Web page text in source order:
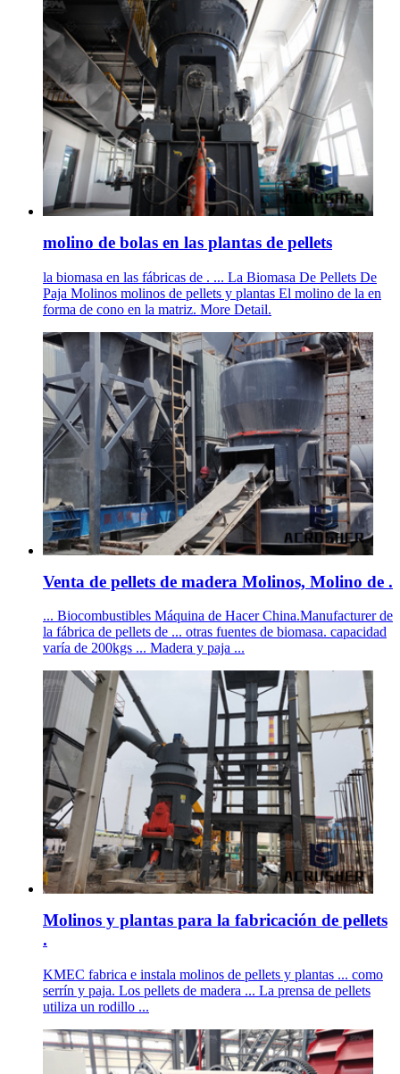
molino de bolas en las plantas de pellets
la biomasa en las fábricas de . ... La Biomasa De Pellets De
Paja Molinos molinos de pellets y plantas El molino de la en
forma de cono en la matriz. More Detail.
Venta de pellets de madera Molinos, Molino de .
... Biocombustibles Máquina de Hacer China.Manufacturer de
la fábrica de pellets de ... otras fuentes de biomasa. capacidad
varía de 200kgs ... Madera y paja ...
Molinos y plantas para la fabricación de pellets
.
KMEC fabrica e instala molinos de pellets y plantas ... como
serrín y paja. Los pellets de madera ... La prensa de pellets
utiliza un rodillo ...